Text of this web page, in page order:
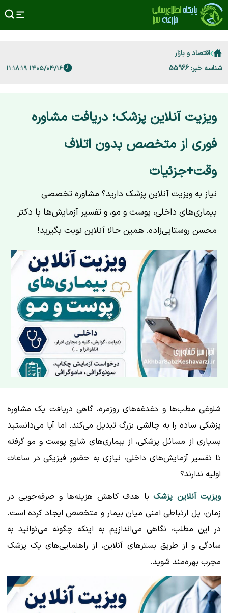
اقتصاد و بازار
شناسه خبر: 55966 ۱۴۰۵/۰۴/۱۶ ۱۱:۱۸:۱۹
ویزیت آنلاین پزشک؛ دریافت مشاوره
فوری از متخصص بدون اتلاف
وقت+جزئیات
نیاز به ویزیت آنلاین پزشک دارید؟ مشاوره تخصصی
بیماری‌های داخلی، پوست و مو، و تفسیر آزمایش‌ها با دکتر
محسن روستایی‌زاده. همین حالا آنلاین نوبت بگیرید!
شلوغی مطب‌ها و دغدغه‌های روزمره، گاهی دریافت یک مشاوره
پزشکی ساده را به چالشی بزرگ تبدیل می‌کند. اما آیا می‌دانستید
بسیاری از مسائل پزشکی، از بیماری‌های شایع پوست و مو گرفته
تا تفسیر آزمایش‌های داخلی، نیازی به حضور فیزیکی در ساعات
اولیه ندارند؟
ویزیت آنلاین پزشکبا هدف کاهش هزینه‌ها و صرفه‌جویی در
زمان، پل ارتباطی امنی میان بیمار و متخصص ایجاد کرده است.
در این مطلب، نگاهی می‌اندازیم به اینکه چگونه می‌توانید به
سادگی و از طریق بسترهای آنلاین، از راهنمایی‌های یک پزشک
مجرب بهره‌مند شوید.